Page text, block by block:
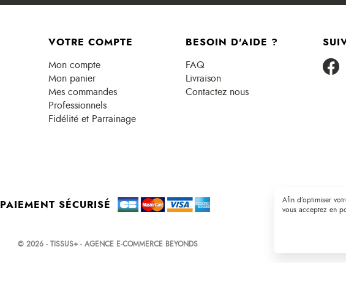
Afin d’optimiser
vous acceptez en
VOTRE COMPTE
Mon compte
Mon panier
Mes commandes
Professionnels
Fidélité et Parrainage
BESOIN D'AIDE ?
FAQ
Livraison
Contactez nous
PAIEMENT SÉCURISÉ Plan du site |
© 2026 - TISSUS+ - AGENCE E-COMMERCE BEYONDS